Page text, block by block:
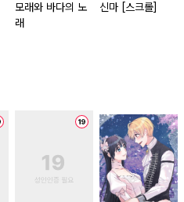
모래와 바다의 노
래
신마 [스크롤]